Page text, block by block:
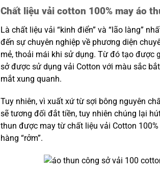
Chất liệu vải cotton 100% may áo
Là chất liệu vải “kinh điển” và “lão làng”
đến sự chuyên nghiệp về phương diện
mẻ, thoải mái khi sử dụng. Từ đó tạo được
sở được sử dụng vải Cotton với màu sắc
mắt xung quanh.
Tuy nhiên, vì xuất xứ từ sợi bông nguyên
sẽ tương đối đắt tiền, tuy nhiên chúng lại
thun được may từ chất liệu vải Cotton
hàng “rởm”.